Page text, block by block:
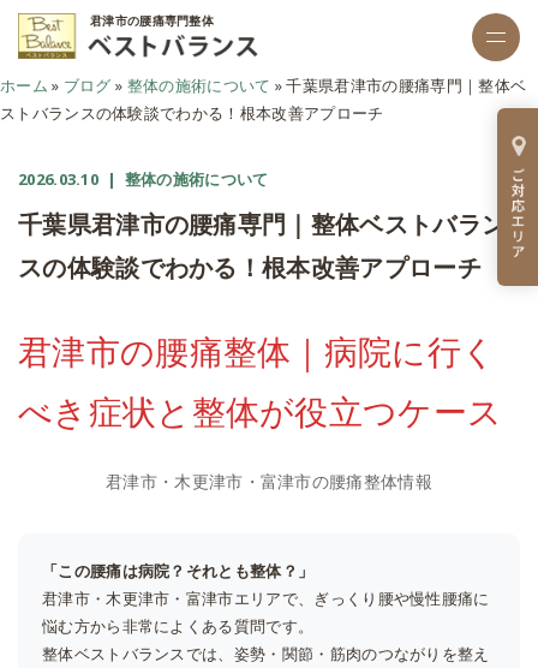
君津市の腰痛専門整体
ホーム » ブログ » 整体の施術について »千葉県君津市の腰痛専門｜整体ベ
ストバランスの体験談でわかる！根本改善アプローチ
2026.03.10 | 整体の施術について
千葉県君津市の腰痛専門｜整体ベストバラン
スの体験談でわかる！根本改善アプローチ
君津市の腰痛整体｜病院に行く
べき症状と整体が役立つケース
君津市・木更津市・富津市の腰痛整体情報
「この腰痛は病院？それとも整体？」
君津市・木更津市・富津市エリアで、ぎっくり腰や慢性腰痛に
悩む方から非常によくある質問です。
整体ベストバランスでは、姿勢・関節・筋肉のつながりを整え